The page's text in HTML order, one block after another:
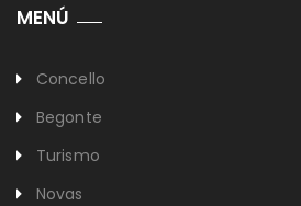
MENÚ
Concello
Begonte
Turismo
Novas